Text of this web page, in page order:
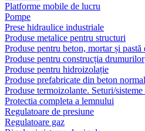
Platforme mobile de lucru
Pompe
Prese hidraulice industriale
Produse metalice pentru structuri
Produse pentru beton, mortar și pastă
Produse pentru construcția drumurilor
Produse pentru hidroizolație
Produse prefabricate din beton
Produse termoizolante. Seturi/
Protectia completa a lemnului
Regulatoare de presiune
Regulatoare gaz